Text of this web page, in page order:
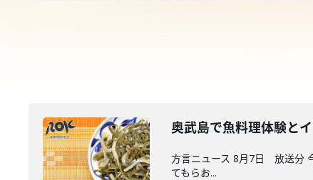
奥武島で魚料理体験と
方言ニュース 8月7日 放送分
てもらお...